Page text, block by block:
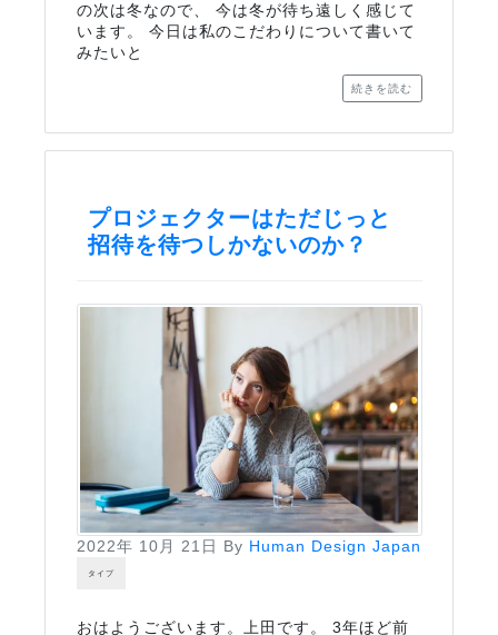
の次は冬なので、 今は冬が待ち遠しく感じて
います。 今日は私のこだわりについて書いて
みたいと
続きを読む
プロジェクターはただじっと
招待を待つしかないのか？
2022年 10月 21日 By Human Design Japan
タイプ
おはようございます。上田です。 3年ほど前